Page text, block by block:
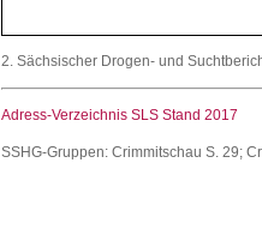
2. Sächsischer Drogen- und
Adress-Verzeichnis SLS Stand 2017
SSHG-Gruppen: Crimmitschau S. 29;